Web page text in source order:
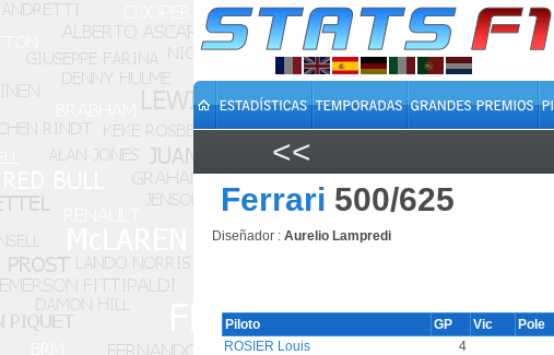
<<
Ferrari 500/625
Diseñador : Aurelio Lampredi
Piloto GP Vic Pole
ROSIER Louis
4